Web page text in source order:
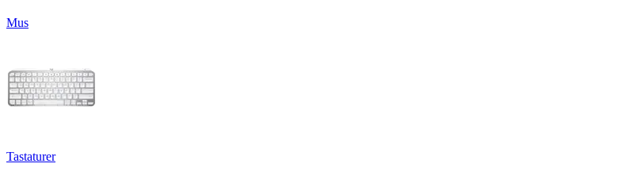
Mus
Tastaturer